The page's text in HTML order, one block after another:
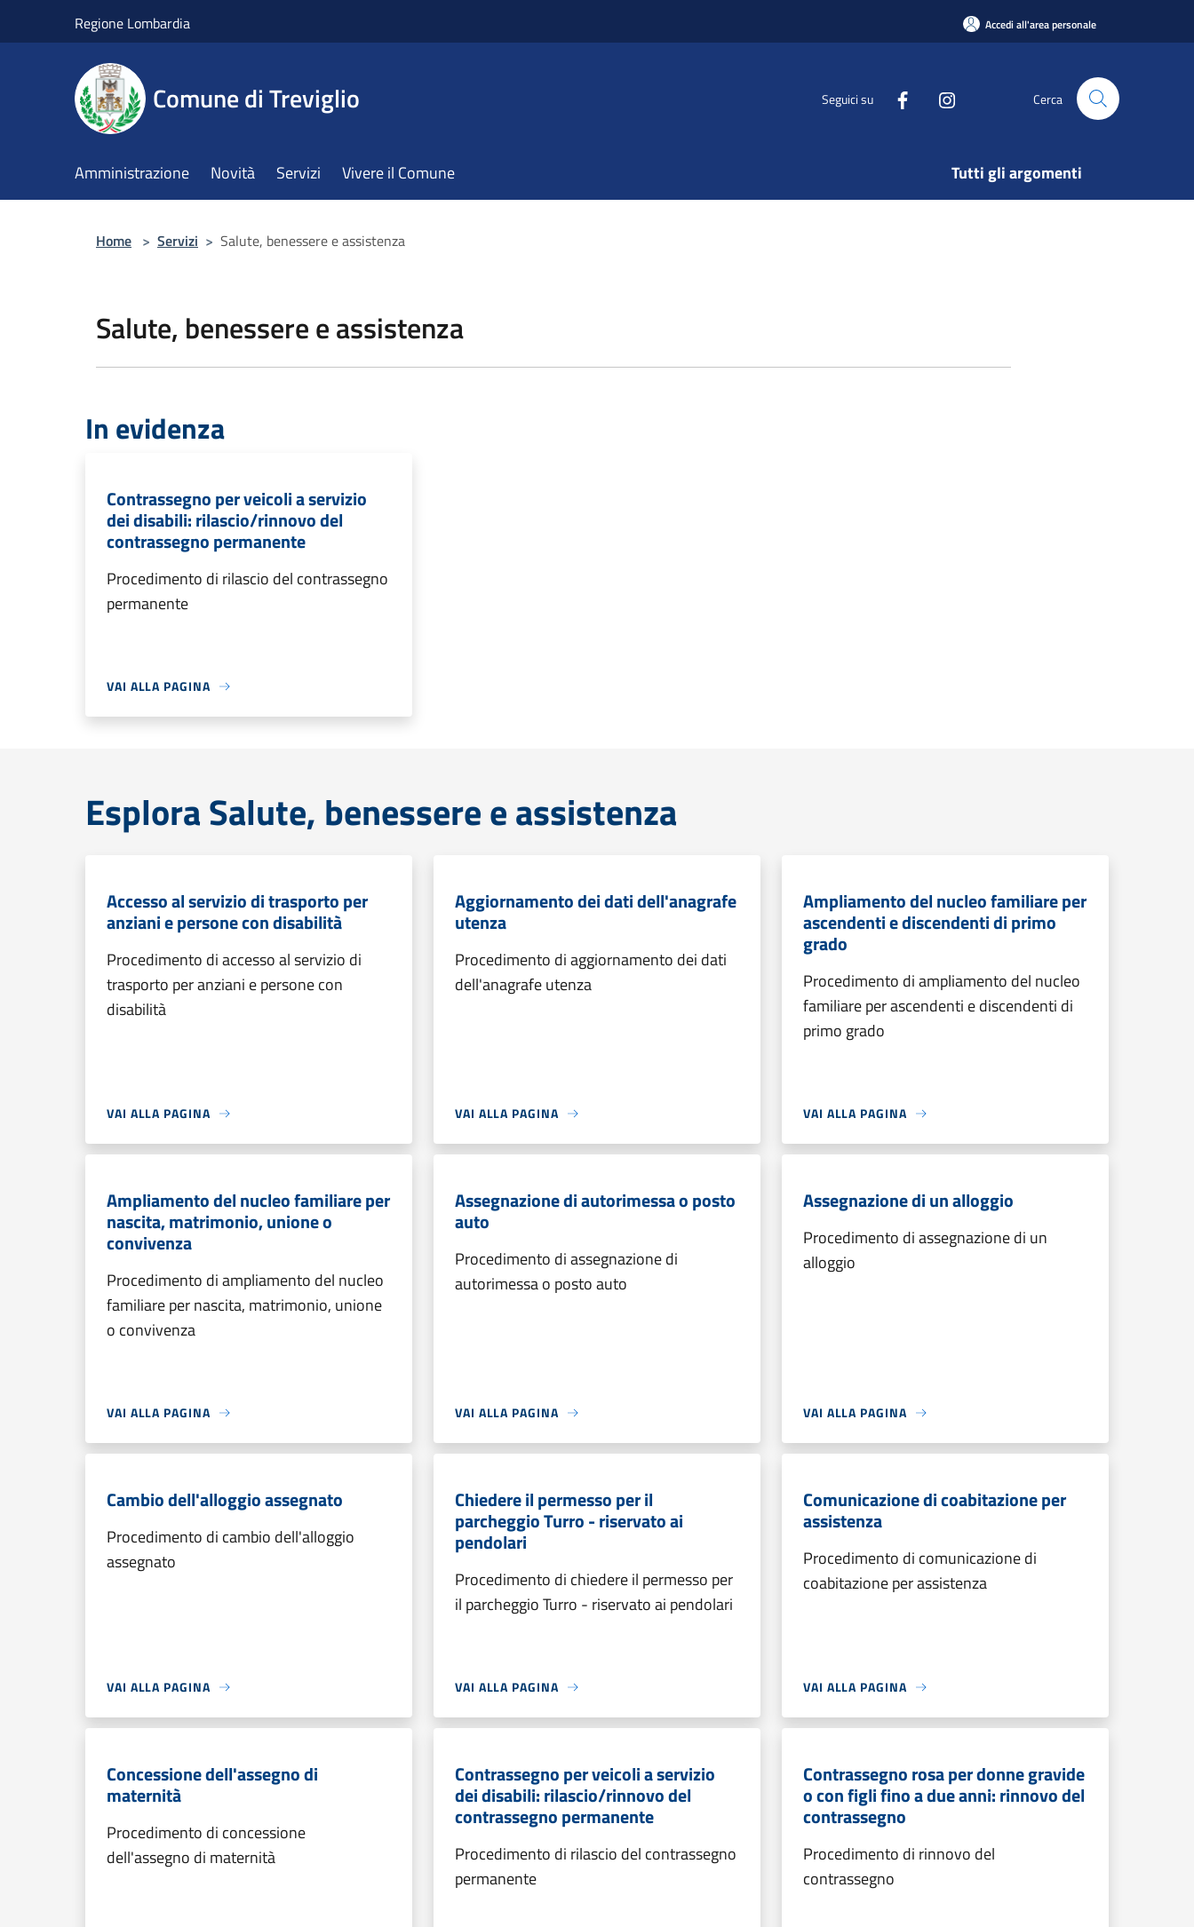
Regione Lombardia Accedi all'area personale
Comune di Treviglio Seguici su Cerca
Amministrazione Novità Servizi Vivere il Comune Tutti gli argomenti
Home > Servizi > Salute, benessere e assistenza
Salute, benessere e assistenza
In evidenza
Contrassegno per veicoli a servizio
dei disabili: rilascio/rinnovo del
contrassegno permanente
Procedimento di rilascio del contrassegno
permanente
VAI ALLA PAGINA
Esplora Salute, benessere e assistenza
Accesso al servizio di trasporto per
anziani e persone con disabilità
Procedimento di accesso al servizio di
trasporto per anziani e persone con
disabilità
VAI ALLA PAGINA
Aggiornamento dei dati dell'anagrafe
utenza
Procedimento di aggiornamento dei dati
dell'anagrafe utenza
VAI ALLA PAGINA
Ampliamento del nucleo familiare per
ascendenti e discendenti di primo
grado
Procedimento di ampliamento del nucleo
familiare per ascendenti e discendenti di
primo grado
VAI ALLA PAGINA
Ampliamento del nucleo familiare per
nascita, matrimonio, unione o
convivenza
Procedimento di ampliamento del nucleo
familiare per nascita, matrimonio, unione
o convivenza
VAI ALLA PAGINA
Assegnazione di autorimessa o posto
auto
Procedimento di assegnazione di
autorimessa o posto auto
VAI ALLA PAGINA
Assegnazione di un alloggio
Procedimento di assegnazione di un
alloggio
VAI ALLA PAGINA
Cambio dell'alloggio assegnato
Procedimento di cambio dell'alloggio
assegnato
VAI ALLA PAGINA
Chiedere il permesso per il
parcheggio Turro - riservato ai
pendolari
Procedimento di chiedere il permesso per
il parcheggio Turro - riservato ai pendolari
VAI ALLA PAGINA
Comunicazione di coabitazione per
assistenza
Procedimento di comunicazione di
coabitazione per assistenza
VAI ALLA PAGINA
Concessione dell'assegno di
maternità
Procedimento di concessione
dell'assegno di maternità
Contrassegno per veicoli a servizio
dei disabili: rilascio/rinnovo del
contrassegno permanente
Procedimento di rilascio del contrassegno
permanente
Contrassegno rosa per donne gravide
o con figli fino a due anni: rinnovo del
contrassegno
Procedimento di rinnovo del
contrassegno